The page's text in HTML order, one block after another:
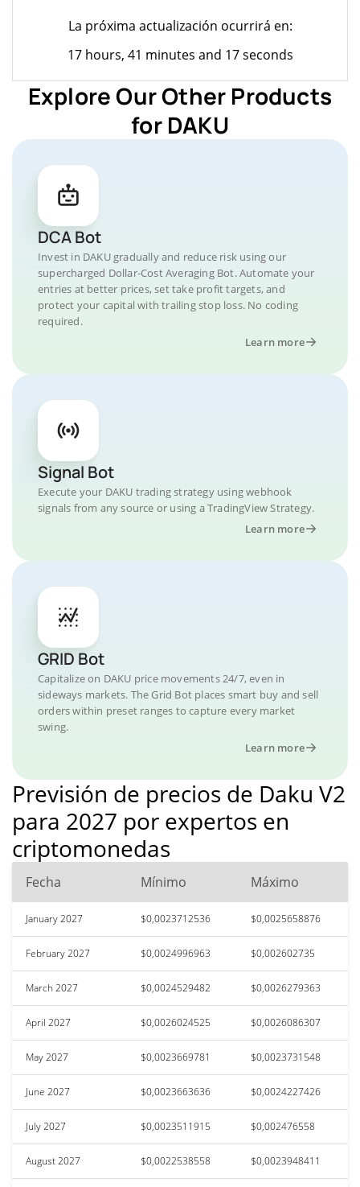
La próxima actualización ocurrirá en:
17 hours, 41 minutes and 17 seconds
Explore Our Other Products
for DAKU
DCA Bot
Invest in DAKU gradually and reduce risk using our
supercharged Dollar-Cost Averaging Bot. Automate your
entries at better prices, set take profit targets, and
protect your capital with trailing stop loss. No coding
required.
Learn more
Signal Bot
Execute your DAKU trading strategy using webhook
signals from any source or using a TradingView Strategy.
Learn more
GRID Bot
Capitalize on DAKU price movements 24/7, even in
sideways markets. The Grid Bot places smart buy and sell
orders within preset ranges to capture every market
swing.
Learn more
Previsión de precios de Daku V2
para 2027 por expertos en
criptomonedas
Fecha Mínimo Máximo
January 2027 $0,0023712536 $0,0025658876
February 2027 $0,0024996963 $0,002602735
March 2027 $0,0024529482 $0,0026279363
April 2027 $0,0026024525 $0,0026086307
May 2027 $0,0023669781 $0,0023731548
June 2027 $0,0023663636 $0,0024227426
July 2027 $0,0023511915 $0,002476558
August 2027 $0,0022538558 $0,0023948411